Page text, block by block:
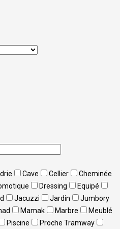
Cave Cellier
Cheminée
Dressing
Equipé
Jacuzzi Jardin
Jumbory
Mamak Marbre
Meublé
Piscine
Proche Tramway